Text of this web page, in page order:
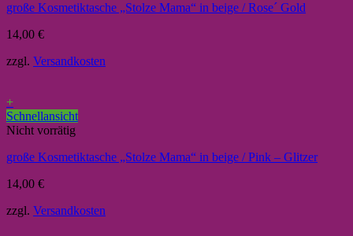
große Kosmetiktasche „Stolze Mama“ in beige / Rose´ Gold
14,00 €
zzgl. Versandkosten
+
Schnellansicht
Nicht vorrätig
große Kosmetiktasche „Stolze Mama“ in beige / Pink – Glitzer
14,00 €
zzgl. Versandkosten